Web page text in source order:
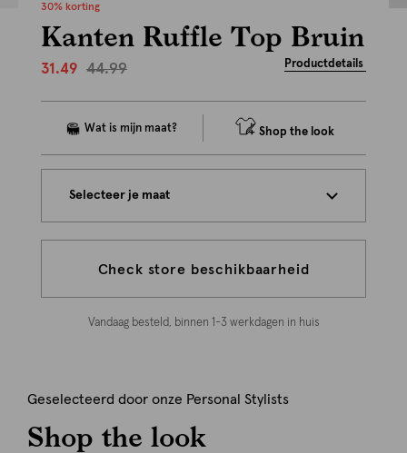
30% korting
Kanten Ruffle Top Bruin
31.49 44.99 Productdetails
Shop the look
Selecteer je maat
Check store beschikbaarheid
Vandaag besteld, binnen 1-3 werkdagen in huis
Geselecteerd door onze Personal Stylists
Shop the look